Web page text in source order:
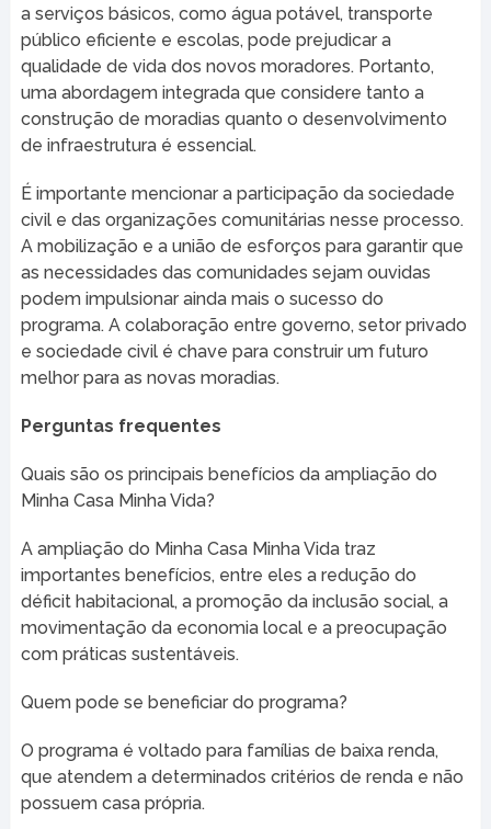
a serviços básicos, como água potável, transporte
público eficiente e escolas, pode prejudicar a
qualidade de vida dos novos moradores. Portanto,
uma abordagem integrada que considere tanto a
construção de moradias quanto o desenvolvimento
de infraestrutura é essencial.
É importante mencionar a participação da sociedade
civil e das organizações comunitárias nesse processo.
A mobilização e a união de esforços para garantir que
as necessidades das comunidades sejam ouvidas
podem impulsionar ainda mais o sucesso do
programa. A colaboração entre governo, setor privado
e sociedade civil é chave para construir um futuro
melhor para as novas moradias.
Perguntas frequentes
Quais são os principais benefícios da ampliação do
Minha Casa Minha Vida?
A ampliação do Minha Casa Minha Vida traz
importantes benefícios, entre eles a redução do
déficit habitacional, a promoção da inclusão social, a
movimentação da economia local e a preocupação
com práticas sustentáveis.
Quem pode se beneficiar do programa?
O programa é voltado para famílias de baixa renda,
que atendem a determinados critérios de renda e não
possuem casa própria.